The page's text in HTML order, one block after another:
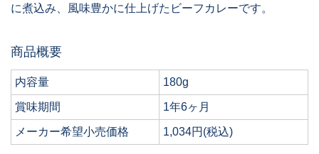
に煮込み、風味豊かに仕上げたビーフカレーです。
商品概要
内容量 180g
賞味期間 1年6ヶ月
メーカー希望小売価格 1,034円(税込)